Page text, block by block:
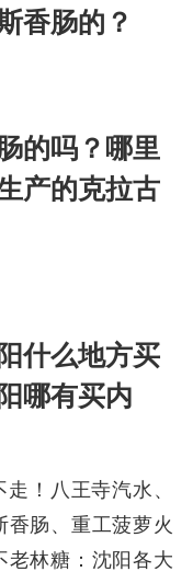
香肠的？
的吗？哪里
产的克拉古
什么地方买
哪有买内
！八王寺汽水、
香肠、重工菠萝火
老林糖：沈阳各大